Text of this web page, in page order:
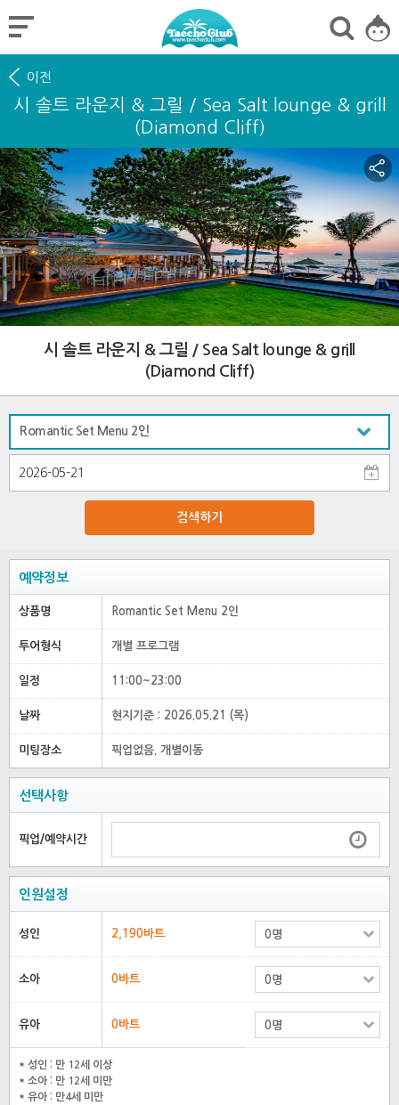
이전
시 솔트 라운지 & 그릴 / Sea Salt lounge & grill
(Diamond Cliff)
시 솔트 라운지 & 그릴 / Sea Salt lounge & grill
(Diamond Cliff)
검색하기
예약정보
상품명 Romantic Set Menu 2인
투어형식 개별 프로그램
일정 11:00~23:00
날짜 현지기준 : 2026.05.21 (목)
미팅장소 픽업없음. 개별이동
선택사항
픽업/예약시간
인원설정
성인 2,190바트
소아 0바트
유아 0바트
* 성인 : 만 12세 이상
* 소아 : 만 12세 미만
* 유아 : 만4세 미만